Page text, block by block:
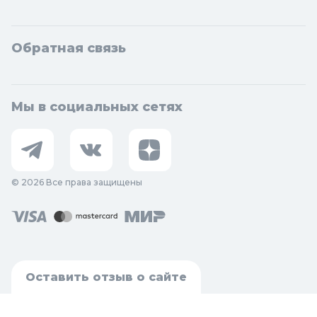
Обратная связь
Мы в социальных сетях
© 2026 Все права защищены
Оставить отзыв о сайте